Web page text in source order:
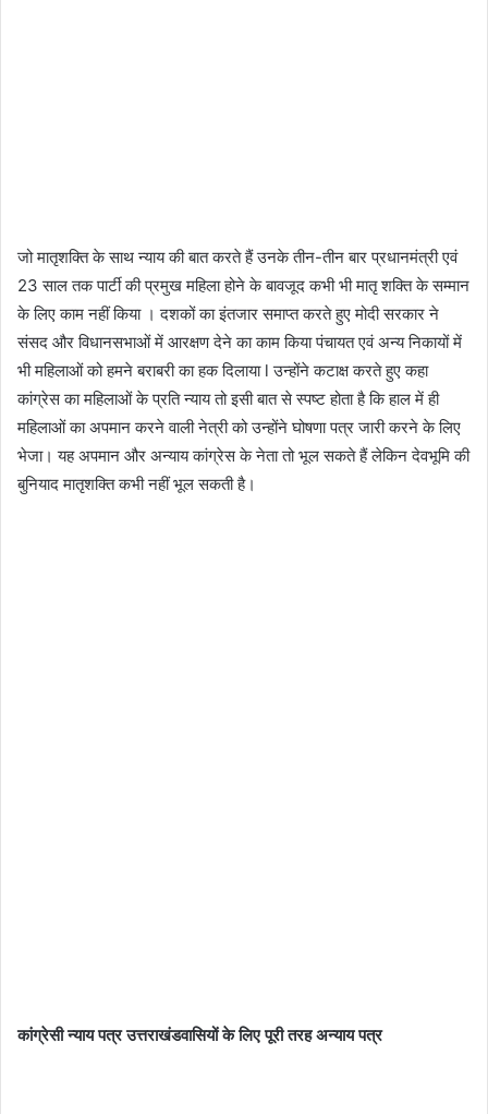
जो मातृशक्ति के साथ न्याय की बात करते हैं उनके तीन-तीन बार प्रधानमंत्री एवं
23 साल तक पार्टी की प्रमुख महिला होने के बावजूद कभी भी मातृ शक्ति के सम्मान
के लिए काम नहीं किया । दशकों का इंतजार समाप्त करते हुए मोदी सरकार ने
संसद और विधानसभाओं में आरक्षण देने का काम किया पंचायत एवं अन्य निकायों में
भी महिलाओं को हमने बराबरी का हक दिलाया l उन्होंने कटाक्ष करते हुए कहा
कांग्रेस का महिलाओं के प्रति न्याय तो इसी बात से स्पष्ट होता है कि हाल में ही
महिलाओं का अपमान करने वाली नेत्री को उन्होंने घोषणा पत्र जारी करने के लिए
भेजा। यह अपमान और अन्याय कांग्रेस के नेता तो भूल सकते हैं लेकिन देवभूमि की
बुनियाद मातृशक्ति कभी नहीं भूल सकती है।
कांग्रेसी न्याय पत्र उत्तराखंडवासियों के लिए पूरी तरह अन्याय पत्र